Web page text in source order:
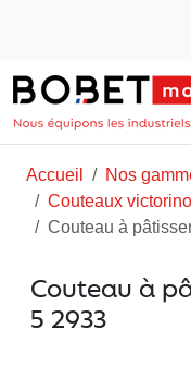
Accueil Nos
Couteaux
Couteau à
Couteau à
5 2933